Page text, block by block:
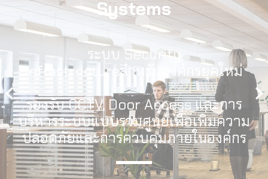
Systems
ระบบ Security
Infrastructureสำหรับองค์กรยุคใหม่
รองรับ CCTV, Door Access และการ
บริหารระบบแบบรวมศูนย์เพื่อเพิ่มความ
ปลอดภัยและการควบคุมภายในองค์กร